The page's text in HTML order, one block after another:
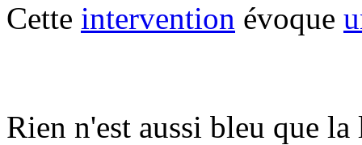
Cette intervention évoque
Rien n'est aussi bleu que la